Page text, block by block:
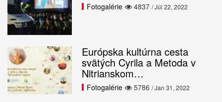
4837
Fotogalérie / Júl 22, 2022
Európska kultúrna cesta
svätých Cyrila a Metoda v
Nitrianskom…
5786
Fotogalérie / Jan 31, 2022